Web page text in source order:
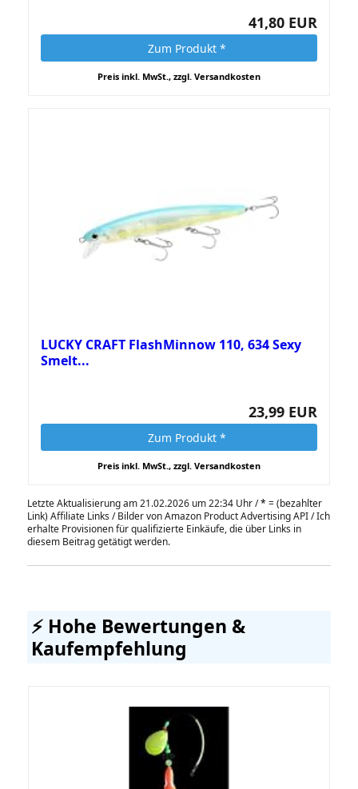
41,80 EUR
Zum Produkt *
Preis inkl. MwSt., zzgl. Versandkosten
LUCKY CRAFT FlashMinnow 110, 634 Sexy
Smelt...
23,99 EUR
Zum Produkt *
Preis inkl. MwSt., zzgl. Versandkosten
Letzte Aktualisierung am 21.02.2026 um 22:34 Uhr /* = (bezahlter
Link) Affiliate Links / Bilder von Amazon Product Advertising API / Ich
erhalte Provisionen für qualifizierte Einkäufe, die über Links in
diesem Beitrag getätigt werden.
⚡️ Hohe Bewertungen &
Kaufempfehlung